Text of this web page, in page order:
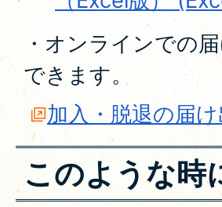
・オンラインでの
できます。
加入・脱退の届
このような時